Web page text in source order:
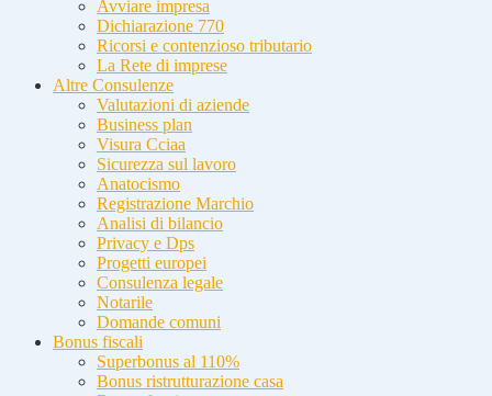
Avviare impresa
Dichiarazione 770
Ricorsi e contenzioso tributario
La Rete di imprese
Altre Consulenze
Valutazioni di aziende
Business plan
Visura Cciaa
Sicurezza sul lavoro
Anatocismo
Registrazione Marchio
Analisi di bilancio
Privacy e Dps
Progetti europei
Consulenza legale
Notarile
Domande comuni
Bonus fiscali
Superbonus al 110%
Bonus ristrutturazione casa